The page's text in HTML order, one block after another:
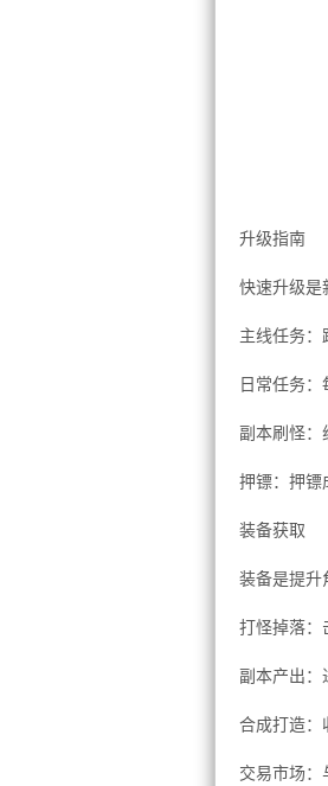
升级指南
快速升级是
主线任务：
日常任务：
副本刷怪：
押镖：押镖
装备获取
装备是提升
打怪掉落：
副本产出：
合成打造：
交易市场：